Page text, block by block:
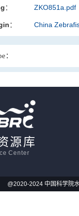
ZKO851a.pdf
： China
：
源库
Center
@2020-2024 中国科学院